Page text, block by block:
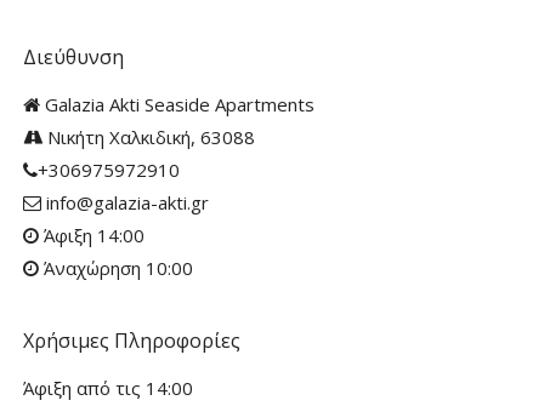
Διεύθυνση
Galazia Akti Seaside Apartments
Νικήτη Χαλκιδική, 63088
+306975972910
info@galazia-akti.gr
Άφιξη 14:00
Άναχώρηση 10:00
Χρήσιμες Πληροφορίες
Άφιξη από τις 14:00